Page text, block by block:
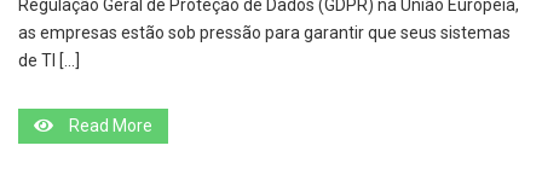
Regulação Geral de Proteção de Dados (GDPR) na União Europeia,
as empresas estão sob pressão para garantir que seus sistemas
de TI […]
Read More